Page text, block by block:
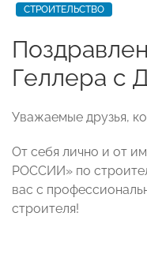
СТРОИТЕЛЬСТВО
Геллера с
Уважаемые друзья,
От себя лично и от
РОССИИ» по
вас с
строителя!